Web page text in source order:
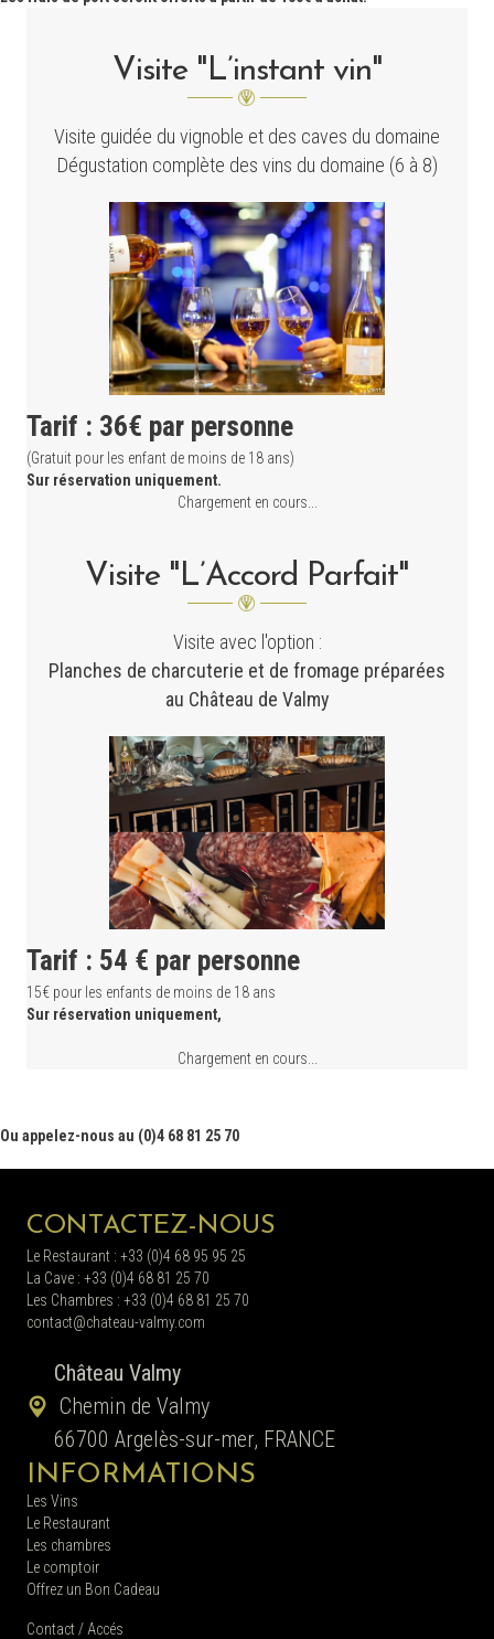
Visite "L’instant vin"
Visite guidée du vignoble et des caves du domaine
Dégustation complète des vins du domaine (6 à 8)
Tarif : 36€ par personne
(Gratuit pour les enfant de moins de 18 ans)
Sur réservation uniquement.
Chargement en cours...
Visite "L’Accord Parfait"
Visite avec l'option :
Planches de charcuterie et de fromage préparées
au Château de Valmy
Tarif : 54 € par personne
15€ pour les enfants de moins de 18 ans
Sur réservation uniquement,
Chargement en cours...
Ou appelez-nous au (0)4 68 81 25 70
CONTACTEZ-NOUS
Le Restaurant : +33 (0)4 68 95 95 25
La Cave : +33 (0)4 68 81 25 70
Les Chambres : +33 (0)4 68 81 25 70
contact@chateau-valmy.com
Château Valmy
Chemin de Valmy
66700 Argelès-sur-mer, FRANCE
INFORMATIONS
Les Vins
Le Restaurant
Les chambres
Le comptoir
Offrez un Bon Cadeau
Contact / Accés